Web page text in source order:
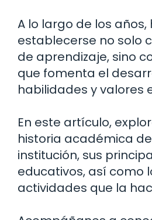
A lo largo de los
establecerse no solo
de aprendizaje, sino
que fomenta el
habilidades y valores
En este artículo,
historia académica
institución, sus
educativos, así como
actividades que la